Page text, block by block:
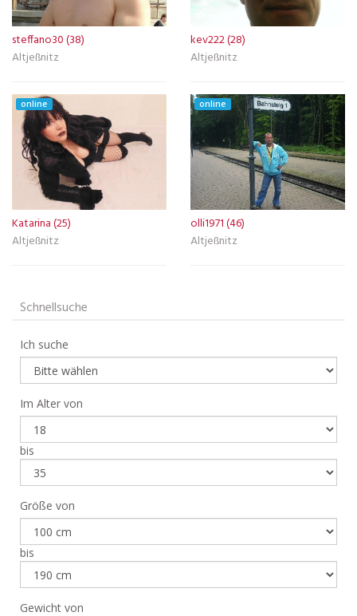
steffano30 (38)
Altjeßnitz
kev222 (28)
Altjeßnitz
online
Katarina (25)
Altjeßnitz
online
olli1971 (46)
Altjeßnitz
Schnellsuche
Ich suche
Im Alter von
bis
Größe von
bis
Gewicht von